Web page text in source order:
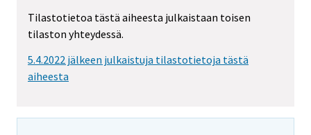
Tilastotietoa tästä aiheesta julkaistaan toisen
tilaston yhteydessä.
5.4.2022 jälkeen julkaistuja tilastotietoja tästä
aiheesta